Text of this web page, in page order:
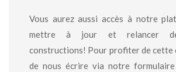
Vous aurez aussi accès à notre
mettre à jour et relancer de
constructions! Pour profiter de
de nous écrire via notre formulaire